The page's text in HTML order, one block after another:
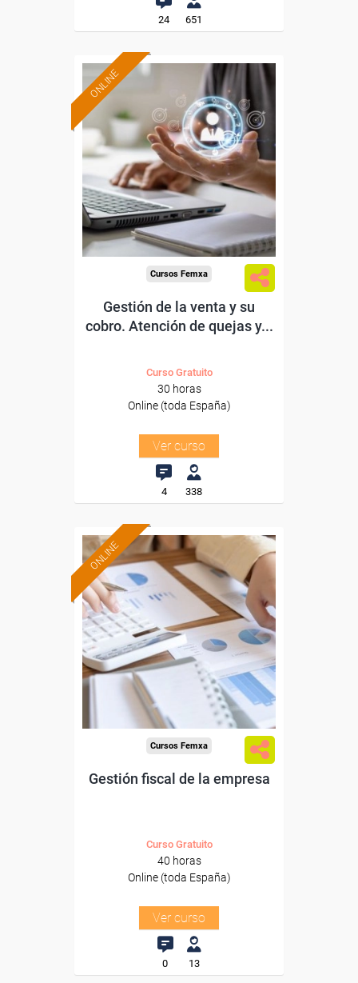
24 651
ONLINE
Formación 100%
subvencionada.
Para desempleados,
trabajadores y autónomos.
Sector
-Servicios a las Empresas.
Cursos Femxa
Gestión de la venta y su
cobro. Atención de quejas y...
Curso Gratuito
30 horas
Online (toda España)
Ver curso
4 338
ONLINE
Formación 100%
subvencionada.
Para desempleados,
trabajadores y autónomos.
Sector
-Servicios a las Empresas.
Cursos Femxa
Gestión fiscal de la empresa
Curso Gratuito
40 horas
Online (toda España)
Ver curso
0 13